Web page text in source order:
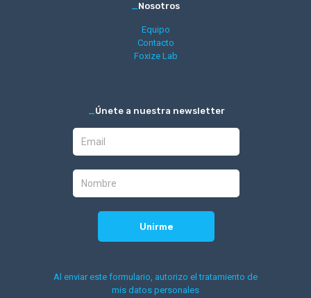
_Nosotros
Equipo
Contacto
Foxize Lab
_Únete a nuestra newsletter
Al enviar este formulario, autorizo el tratamiento de
mis datos personales